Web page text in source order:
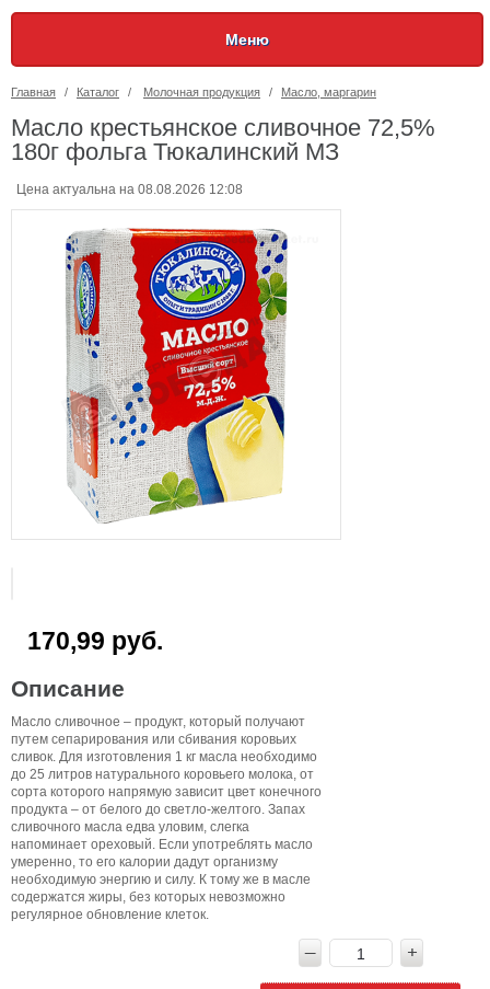
Меню
Главная / Каталог / Молочная продукция / Масло, маргарин
Масло крестьянское сливочное 72,5%
180г фольга Тюкалинский МЗ
Цена актуальна на 08.08.2026 12:08
170,99 руб.
Описание
Масло сливочное – продукт, который получают
путем сепарирования или сбивания коровьих
сливок. Для изготовления 1 кг масла необходимо
до 25 литров натурального коровьего молока, от
сорта которого напрямую зависит цвет конечного
продукта – от белого до светло-желтого. Запах
сливочного масла едва уловим, слегка
напоминает ореховый. Если употреблять масло
умеренно, то его калории дадут организму
необходимую энергию и силу. К тому же в масле
содержатся жиры, без которых невозможно
регулярное обновление клеток.